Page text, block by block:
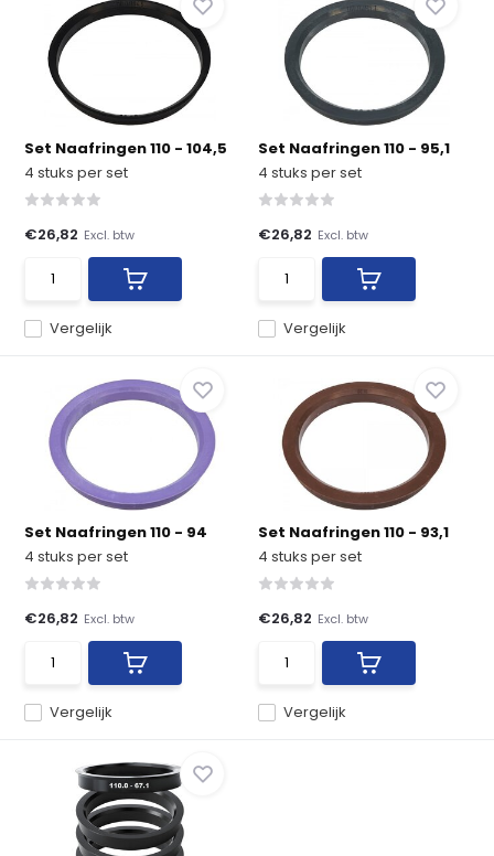
Set Naafringen 110 - 104,5
4 stuks per set
Vergelijk
€26,82 Excl. btw
Set Naafringen 110 - 95,1
4 stuks per set
Vergelijk
€26,82 Excl. btw
Set Naafringen 110 - 94
4 stuks per set
Vergelijk
€26,82 Excl. btw
Set Naafringen 110 - 93,1
4 stuks per set
Vergelijk
€26,82 Excl. btw